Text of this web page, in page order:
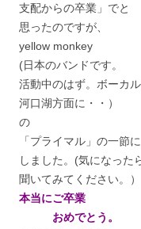
支配からの卒業」でと
思ったのですが、
yellow monkey
(日本のバンドです。
活動中のはず。ボーカ
河口湖方面に・・）
の
「プライマル」の一節に
しました。(気になった
聞いてみてください。）
本当にご卒業
おめでとう。